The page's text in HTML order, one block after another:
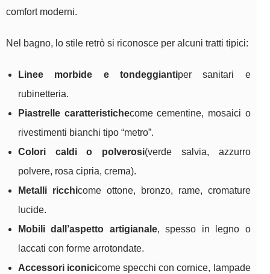
comfort moderni.
Nel bagno, lo stile retrò si riconosce per alcuni tratti tipici:
Linee morbide e tondeggiantiper sanitari e
rubinetteria.
Piastrelle caratteristichecome cementine, mosaici o
rivestimenti bianchi tipo “metro”.
Colori caldi o polverosi(verde salvia, azzurro
polvere, rosa cipria, crema).
Metalli ricchicome ottone, bronzo, rame, cromature
lucide.
Mobili dall’aspetto artigianale, spesso in legno o
laccati con forme arrotondate.
Accessori iconicicome specchi con cornice, lampade